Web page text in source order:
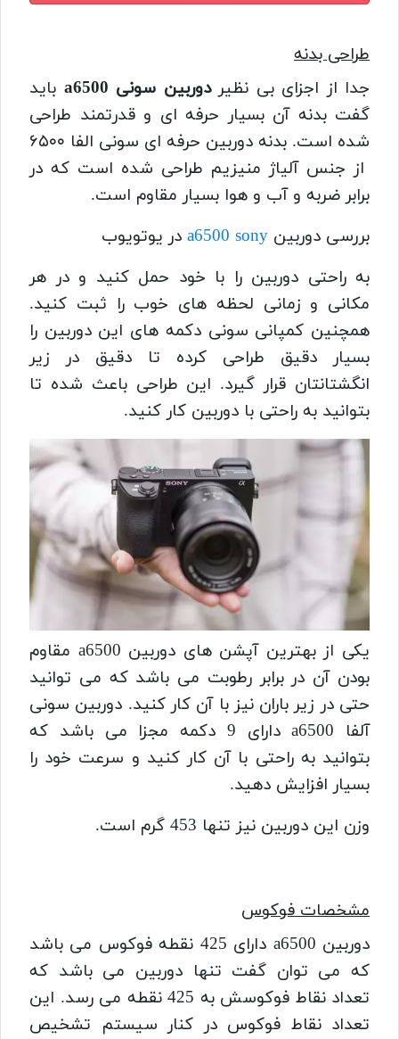
طراحی بدنه
جدا از اجزای بی نظیردوربین سونی a6500
باید
گفت بدنه آن بسیار حرفه ای و قدرتمند طراحی
شده است. بدنه دوربین حرفه ای سونی الفا ۶۵۰۰
از جنس آلیاژ منیزیم طراحی شده است که در
برابر ضربه و آب و هوا بسیار مقاوم است.
بررسی دوربین a6500 sony در یوتویوب
به راحتی دوربین را با خود حمل کنید و در هر
مکانی و زمانی لحظه های خوب را ثبت کنید.
همچنین کمپانی سونی دکمه های این دوربین را
بسیار دقیق طراحی کرده تا دقیق در زیر
انگشتانتان قرار گیرد. این طراحی باعث شده تا
بتوانید به راحتی با دوربین کار کنید.
یکی از بهترین آپشن های دوربین a6500 مقاوم
بودن آن در برابر رطوبت می باشد که می توانید
حتی در زیر باران نیز با آن کار کنید. دوربین سونی
آلفا a6500 دارای 9 دکمه مجزا می باشد که
بتوانید به راحتی با آن کار کنید و سرعت خود را
بسیار افزایش دهید.
وزن این دوربین نیز تنها 453 گرم است.
مشخصات فوکوس
دوربین a6500 دارای 425 نقطه فوکوس می باشد
که می توان گفت تنها دوربین می باشد که
تعداد نقاط فوکوسش به 425 نقطه می رسد.
این
تعداد نقاط فوکوس در کنار سیستم تشخیص